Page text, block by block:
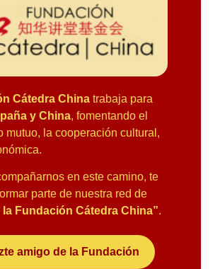
Cátedra China trabaja para
y China, fomentando el
mutuo, la cooperación cultural,
en este camino, te
parte de nuestra red de
Fundación Cátedra China”.
amigo de la Fundación